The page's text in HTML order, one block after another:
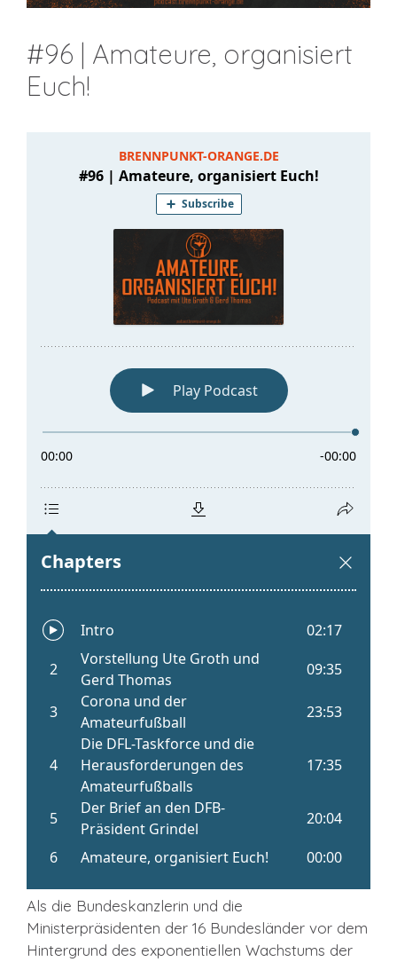
#96 | Amateure, organisiert
Euch!
Als die Bundeskanzlerin und die
Ministerpräsidenten der 16 Bundesländer vor dem
Hintergrund des exponentiellen Wachstums der